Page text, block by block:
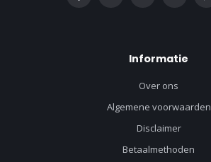
Informatie
Over ons
Algemene voorwaarden
Disclaimer
Betaalmethoden